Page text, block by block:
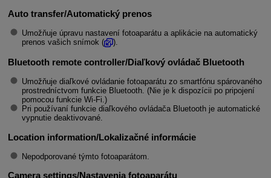
Auto transfer/Automatický prenos
Umožňuje úpravu nastavení fotoaparátu a aplikácie na automatický
prenos vašich snímok (
).
Bluetooth remote controller/Diaľkový ovládač Bluetooth
Umožňuje diaľkové ovládanie fotoaparátu zo smartfónu spárovaného
prostredníctvom funkcie Bluetooth. (Nie je k dispozícii po pripojení
pomocou funkcie Wi-Fi.)
Pri používaní funkcie diaľkového ovládača Bluetooth je automatické
vypnutie deaktivované.
Location information/Lokalizačné informácie
Nepodporované týmto fotoaparátom.
Camera settings/Nastavenia fotoaparátu